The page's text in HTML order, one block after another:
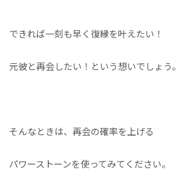
できれば一刻も早く復縁を叶えたい！
元彼と再会したい！という想いでしょう。
そんなときは、再会の確率を上げる
パワーストーンを使ってみてください。